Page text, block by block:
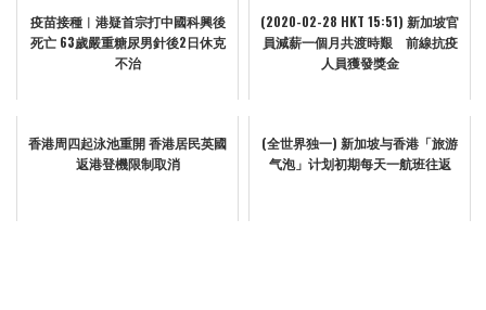
疫苗接種︱港疑首宗打中國科興後
死亡 63歲嚴重糖尿男針後2日休克
不治
(2020-02-28 HKT 15:51) 新加坡官
員減薪一個月共渡時艱 前線抗疫
人員獲發獎金
香港周四起泳池重開 香港居民英國
返港登機限制取消
(全世界独一) 新加坡与香港「旅游
气泡」计划初期每天一航班往返